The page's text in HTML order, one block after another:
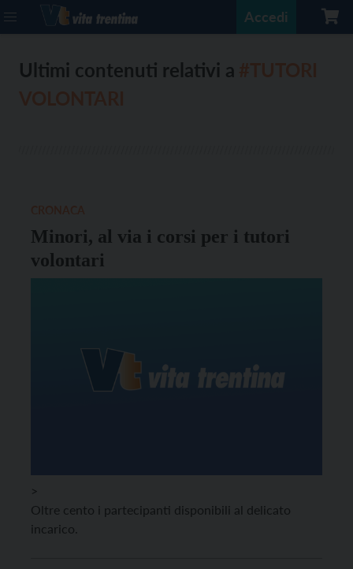
Accedi
Ultimi contenuti relativi a
Minori, al via i corsi per i tutori
volontari
>
Oltre cento i partecipanti disponibili al delicato
incarico.